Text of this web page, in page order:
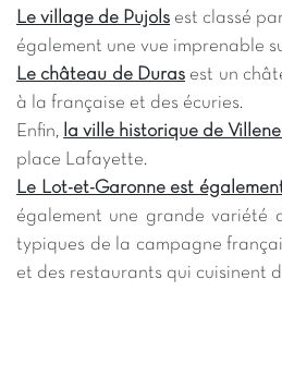
Le village de Pujols est classé
également une vue imprenable
Le château de Duras est un
à la française et des écuries.
Enfin, la ville historique de
place Lafayette.
Le Lot-et-Garonne est
également une grande variété
typiques de la campagne
et des restaurants qui cuisinent